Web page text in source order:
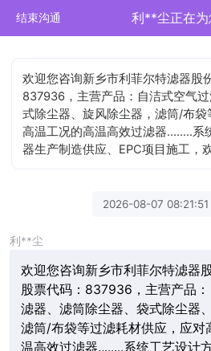
结束沟通 利**尘正在为
欢迎您咨询新乡市利菲尔特滤器股
837936，主营产品：自洁式空气
式除尘器、旋风除尘器，滤筒/布
高温工况的高温高效过滤器........系
器生产制造供应、EPC项目施工，
2026-08-07 08:21:51
利**尘
欢迎您咨询新乡市利菲尔特滤器
股票代码：837936，主营产品
滤器、滤筒除尘器、袋式除尘器
滤筒/布袋等过滤耗材供应，应对
温高效过滤器........系统工艺设计